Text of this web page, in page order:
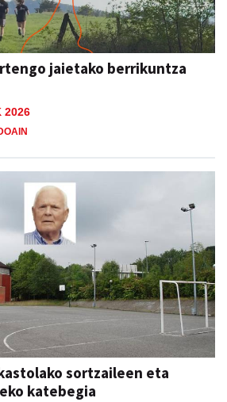
jaietako berrikuntza
2026
sortzaileen eta
katebegia